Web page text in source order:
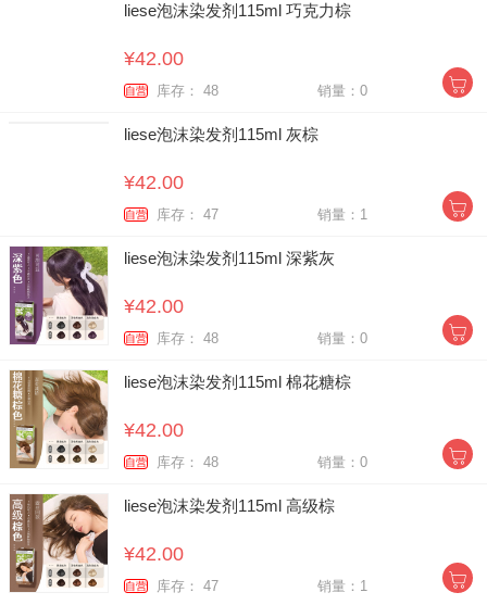
liese泡沫染发剂115ml 巧克力棕
¥42.00
自营 库存： 48 销量：0
liese泡沫染发剂115ml 灰棕
¥42.00
自营 库存： 47 销量：1
liese泡沫染发剂115ml 深紫灰
¥42.00
自营 库存： 48 销量：0
liese泡沫染发剂115ml 棉花糖棕
¥42.00
自营 库存： 48 销量：0
liese泡沫染发剂115ml 高级棕
¥42.00
自营 库存： 47 销量：1